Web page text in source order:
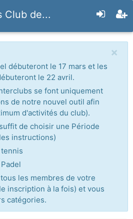
Club de...
×
débuteront le 17 mars et les
le 22 avril.
se font uniquement
de notre nouvel outil afin
d'activités du club).
de choisir une Période
instructions)
les membres de votre
inscription à la fois) et vous
catégories.